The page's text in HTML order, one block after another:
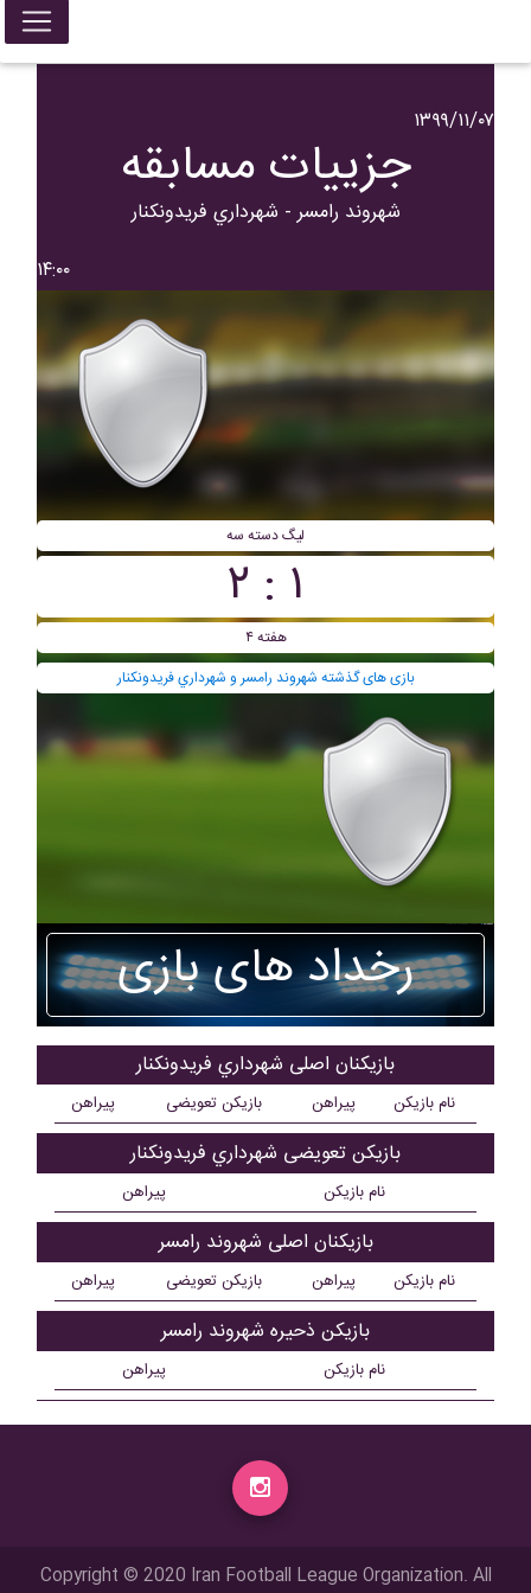
۱۳۹۹/۱۱/۰۷
جزییات مسابقه
شهروند رامسر - شهرداري فريدونکنار
۱۴:۰۰
ليگ دسته سه
۱ : ۲
هفته ۴
بازی های گذشته شهروند رامسر و شهرداري فريدونکنار
رخداد های بازی
بازیکنان اصلی شهرداري فريدونکنار
نام بازیکن پیراهن بازیکن تعویضی پیراهن
بازیکن تعویضی شهرداري فريدونکنار
نام بازیکن پیراهن
بازیکنان اصلی شهروند رامسر
نام بازیکن پیراهن بازیکن تعویضی پیراهن
بازیکن ذحیره شهروند رامسر
نام بازیکن پیراهن
Copyright © 2020 Iran Football League Organization. All